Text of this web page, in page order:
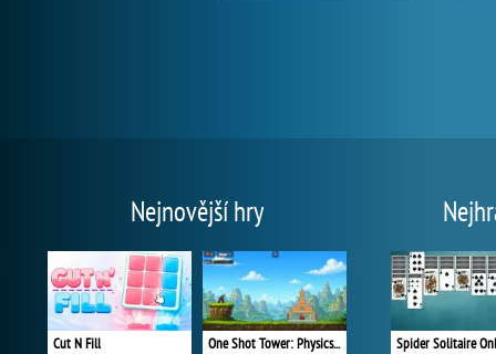
Nejnovější hry
Cut N Fill One Shot Tower: Physics Destroyer Spider Solitaire